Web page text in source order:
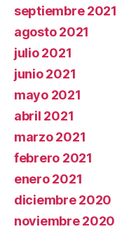
septiembre 2021
agosto 2021
julio 2021
junio 2021
mayo 2021
abril 2021
marzo 2021
febrero 2021
enero 2021
diciembre 2020
noviembre 2020